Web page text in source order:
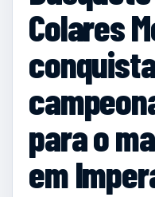
Colares
para o
em